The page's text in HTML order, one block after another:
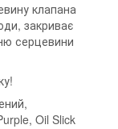
клапана
закриває
серцевини
Oil Slick